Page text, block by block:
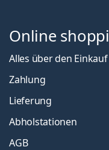
Online
Alles über den Einkauf
Zahlung
Lieferung
Abholstationen
AGB